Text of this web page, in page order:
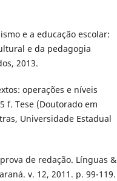
e a educação escolar:
e da pedagogia
2013.
operações e níveis
f. Tese (Doutorado em
Universidade Estadual
de redação. Línguas &
v. 12, 2011. p. 99-119.